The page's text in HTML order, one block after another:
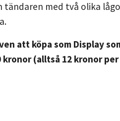
tändaren med två olika
att köpa som Display
kronor (alltså 12 kronor